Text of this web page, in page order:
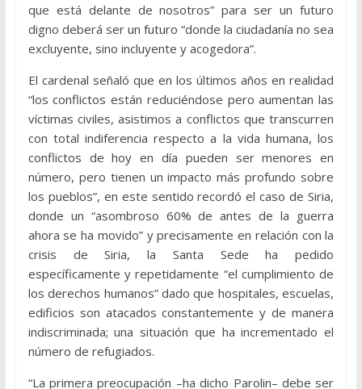
que está delante de nosotros” para ser un futuro
digno deberá ser un futuro “donde la ciudadanía no sea
excluyente, sino incluyente y acogedora”.
El cardenal señaló que en los últimos años en realidad
“los conflictos están reduciéndose pero aumentan las
víctimas civiles, asistimos a conflictos que transcurren
con total indiferencia respecto a la vida humana, los
conflictos de hoy en día pueden ser menores en
número, pero tienen un impacto más profundo sobre
los pueblos”, en este sentido recordó el caso de Siria,
donde un “asombroso 60% de antes de la guerra
ahora se ha movido” y precisamente en relación con la
crisis de Siria, la Santa Sede ha pedido
específicamente y repetidamente “el cumplimiento de
los derechos humanos” dado que hospitales, escuelas,
edificios son atacados constantemente y de manera
indiscriminada; una situación que ha incrementado el
número de refugiados.
“La primera preocupación –ha dicho Parolin– debe ser